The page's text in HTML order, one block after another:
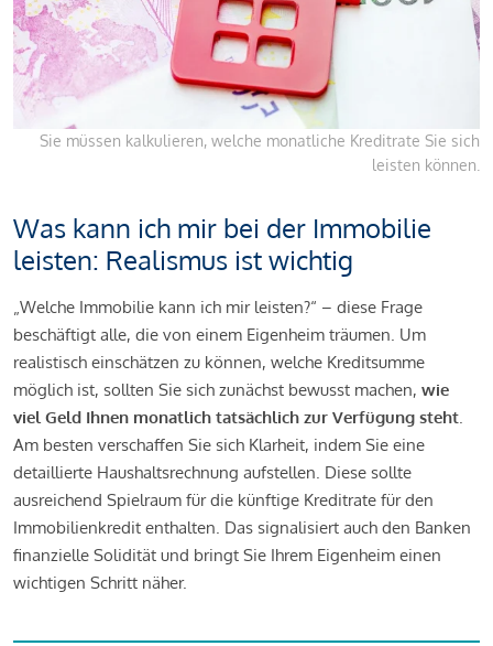
Sie müssen kalkulieren, welche monatliche Kreditrate Sie sich
leisten können.
Was kann ich mir bei der Immobilie
leisten: Realismus ist wichtig
„Welche Immobilie kann ich mir leisten?“ – diese Frage
beschäftigt alle, die von einem Eigenheim träumen. Um
realistisch einschätzen zu können, welche Kreditsumme
möglich ist, sollten Sie sich zunächst bewusst machen, wie
viel Geld Ihnen monatlich tatsächlich zur Verfügung steht.
Am besten verschaffen Sie sich Klarheit, indem Sie eine
detaillierte Haushaltsrechnung aufstellen. Diese sollte
ausreichend Spielraum für die künftige Kreditrate für den
Immobilienkredit enthalten. Das signalisiert auch den Banken
finanzielle Solidität und bringt Sie Ihrem Eigenheim einen
wichtigen Schritt näher.